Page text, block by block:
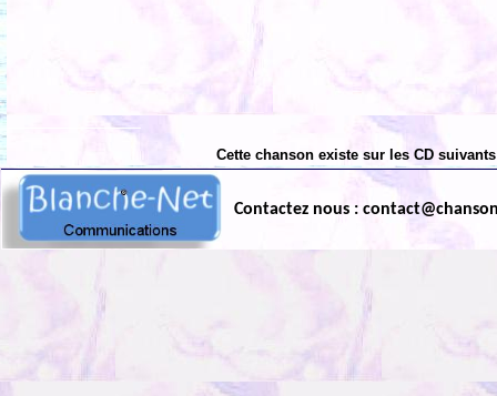
Cette chanson existe sur les CD
Contactez nous :